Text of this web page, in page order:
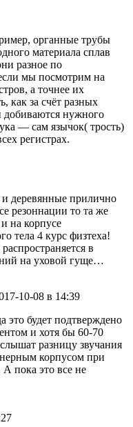
органные трубы
материала сплав
разное по
мы посмотрим на
а точнее их
как за счёт разных
добиваются нужного
— сам язычок( трость)
регистрах.
и деревянные прилично
резоннации то та же
на корпусе
тела 4 курс физтеха!
в
на уховой гуще…
10-08 в 14:39
это будет подтверждено
и хотя бы 60-70
разницу звучания
корпусом при
пока это все не